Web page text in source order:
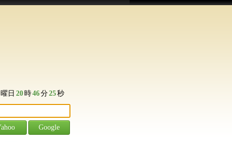
曜日 20 時46分25秒